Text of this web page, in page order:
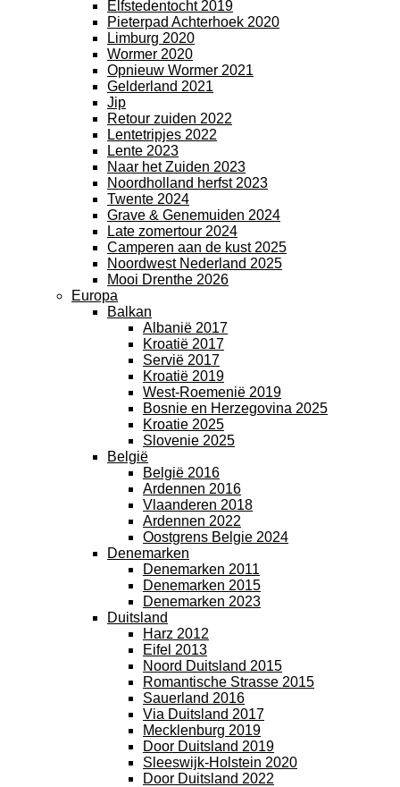
Elfstedentocht 2019
Pieterpad Achterhoek 2020
Limburg 2020
Wormer 2020
Opnieuw Wormer 2021
Gelderland 2021
Jip
Retour zuiden 2022
Lentetripjes 2022
Lente 2023
Naar het Zuiden 2023
Noordholland herfst 2023
Twente 2024
Grave & Genemuiden 2024
Late zomertour 2024
Camperen aan de kust 2025
Noordwest Nederland 2025
Mooi Drenthe 2026
Europa
Balkan
Albanië 2017
Kroatië 2017
Servië 2017
Kroatië 2019
West-Roemenië 2019
Bosnie en Herzegovina 2025
Kroatie 2025
Slovenie 2025
België
België 2016
Ardennen 2016
Vlaanderen 2018
Ardennen 2022
Oostgrens Belgie 2024
Denemarken
Denemarken 2011
Denemarken 2015
Denemarken 2023
Duitsland
Harz 2012
Eifel 2013
Noord Duitsland 2015
Romantische Strasse 2015
Sauerland 2016
Via Duitsland 2017
Mecklenburg 2019
Door Duitsland 2019
Sleeswijk-Holstein 2020
Door Duitsland 2022